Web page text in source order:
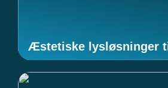
Æstetiske lysløsninger